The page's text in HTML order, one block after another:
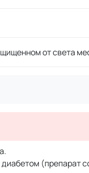
от света
(препарат